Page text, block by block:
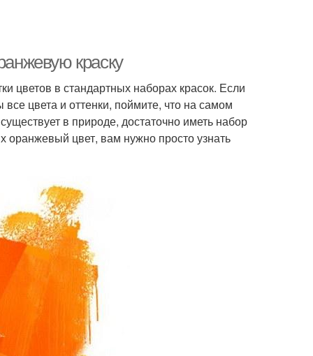
краску
цветов в стандартных наборах красок. Если
цвета и оттенки, поймите, что на самом
в природе, достаточно иметь набор
оранжевый цвет, вам нужно просто узнать